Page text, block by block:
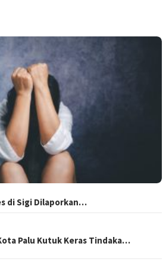
di Sigi Dilaporkan…
Palu Kutuk Keras Tindaka…